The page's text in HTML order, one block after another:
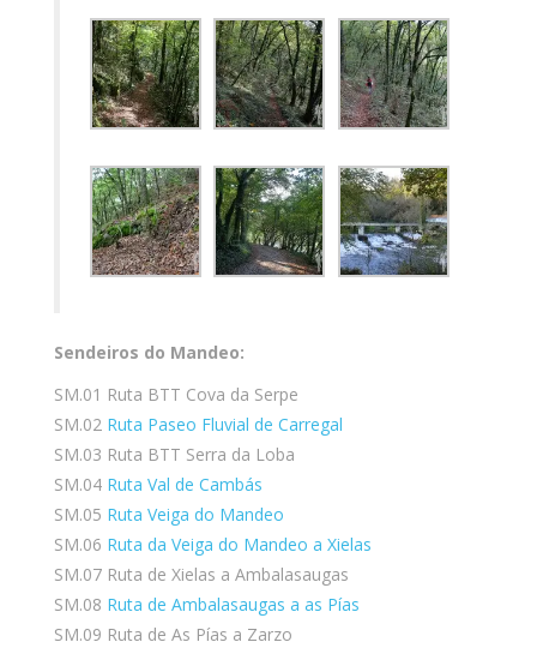
Sendeiros do Mandeo:
SM.01 Ruta BTT Cova da Serpe
SM.02 Ruta Paseo Fluvial de Carregal
SM.03 Ruta BTT Serra da Loba
SM.04 Ruta Val de Cambás
SM.05 Ruta Veiga do Mandeo
SM.06 Ruta da Veiga do Mandeo a Xielas
SM.07 Ruta de Xielas a Ambalasaugas
SM.08 Ruta de Ambalasaugas a as Pías
SM.09 Ruta de As Pías a Zarzo